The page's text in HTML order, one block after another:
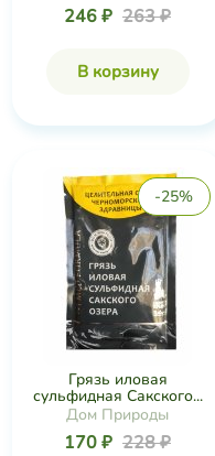
246 ₽ 263 ₽
В корзину
-25%
Грязь иловая
сульфидная Сакского...
Дом Природы
170 ₽ 228 ₽